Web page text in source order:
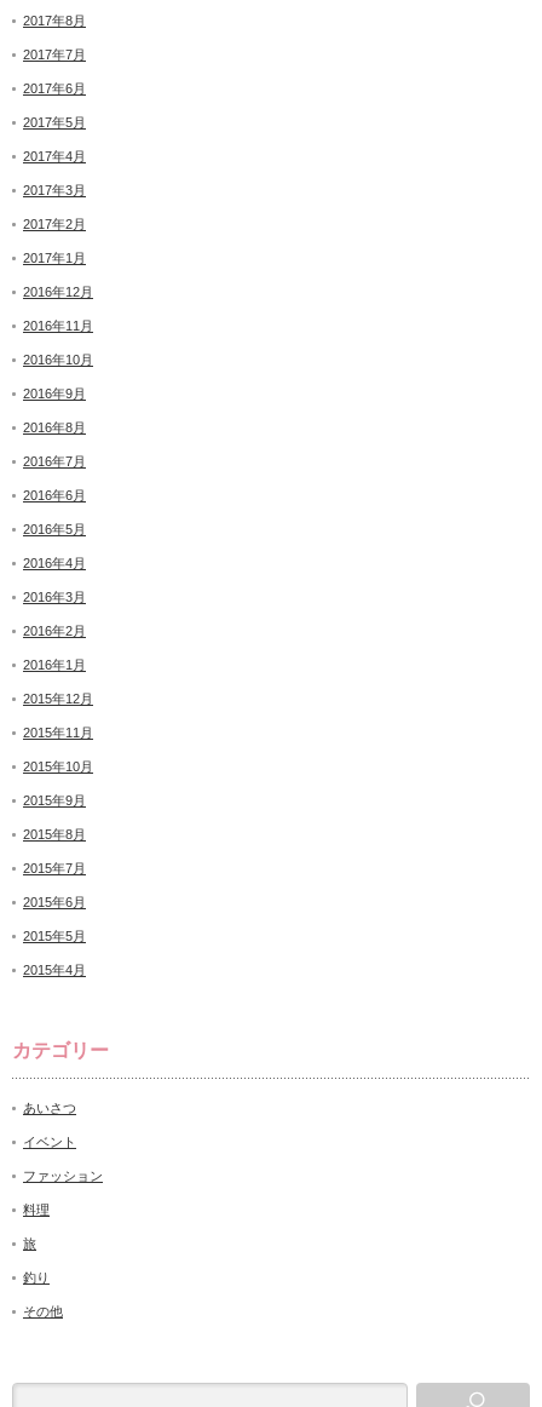
2017年8月
2017年7月
2017年6月
2017年5月
2017年4月
2017年3月
2017年2月
2017年1月
2016年12月
2016年11月
2016年10月
2016年9月
2016年8月
2016年7月
2016年6月
2016年5月
2016年4月
2016年3月
2016年2月
2016年1月
2015年12月
2015年11月
2015年10月
2015年9月
2015年8月
2015年7月
2015年6月
2015年5月
2015年4月
カテゴリー
あいさつ
イベント
ファッション
料理
旅
釣り
その他